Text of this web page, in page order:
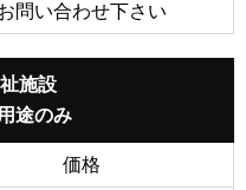
問い合わせ下さい
施設
途のみ
価格